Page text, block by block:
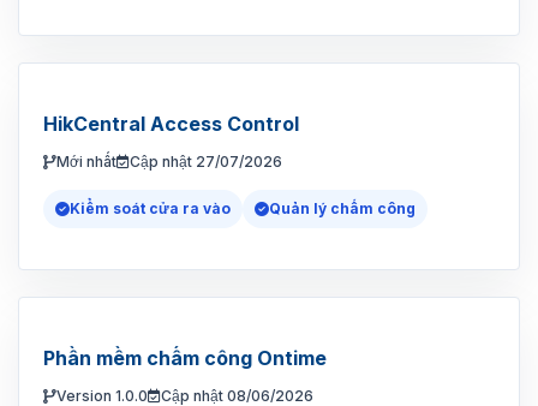
HikCentral Access Control
Mới nhất Cập nhật 27/07/2026
Kiểm soát cửa ra vào Quản lý chấm công
Phần mềm chấm công Ontime
Version 1.0.0 Cập nhật 08/06/2026